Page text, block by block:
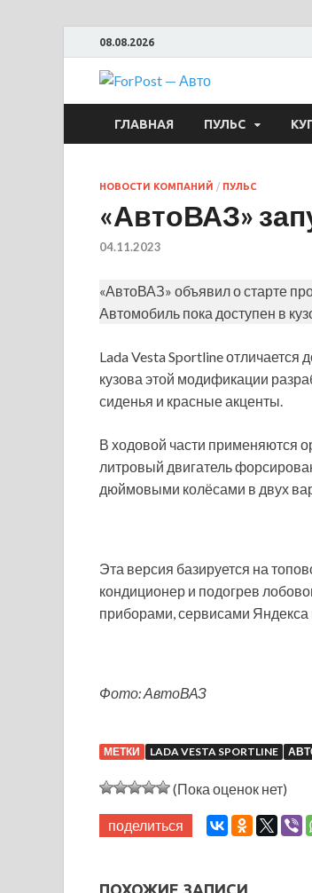
08.08.2026
ГЛАВНАЯ ПУЛЬС
НОВОСТИ КОМПАНИЙ / ПУЛЬС
«АвтоВАЗ»
04.11.2023
«АвтоВАЗ» объявил о старте
Автомобиль пока доступен в
Lada Vesta Sportline
кузова этой модификации
сиденья и красные акценты.
В ходовой части применяются
литровый двигатель
дюймовыми колёсами в двух
Эта версия базируется на
кондиционер и подогрев
приборами, сервисами Яндекса
Фото: АвтоВАЗ
МЕТКИ LADA VESTA SPORTLINE
(Пока оценок нет)
поделиться